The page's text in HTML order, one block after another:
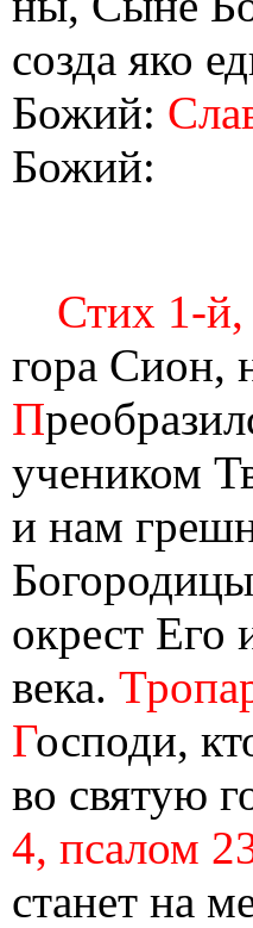
созда яко
Божий:
Божий:
Стих 1-
гора Сион,
П
учеником
и нам
окрест Его
века.
Господи,
во святую
4, псалом
станет на